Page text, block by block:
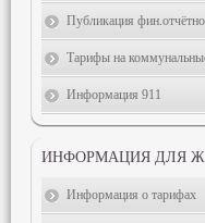
Публикация
Тарифы на
Информация 911
ИНФОРМАЦИЯ ДЛЯ
Информация о тарифах